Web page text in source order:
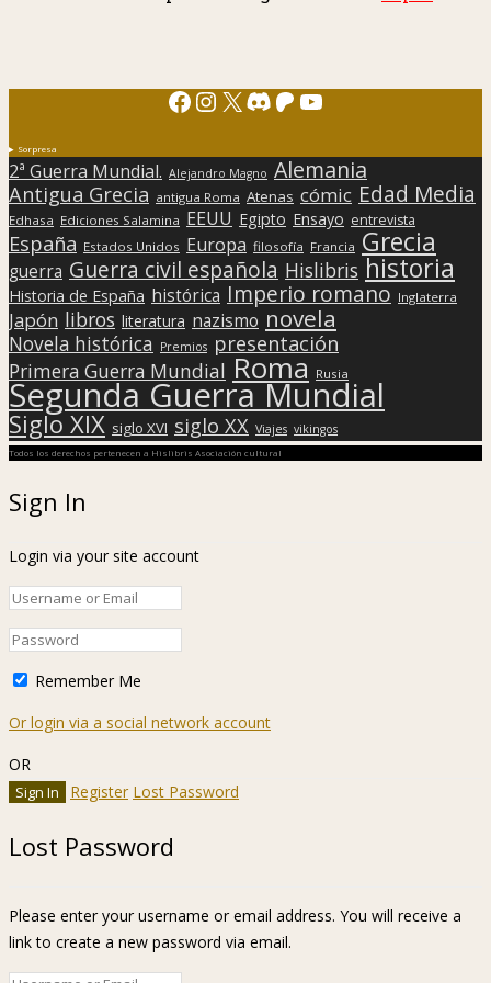
Facebook
Instagram
X Discord
Patreon
YouTube
Sorpresa
2ª Guerra Mundial. Alejandro Magno Alemania
Antigua Grecia antigua Roma Atenas cómic Edad Media
Edhasa Ediciones Salamina EEUU Egipto Ensayo entrevista
España Estados Unidos Europa filosofía Francia Grecia
guerra Guerra civil española Hislibris historia
Historia de España histórica Imperio romano Inglaterra
Japón libros literatura nazismo novela
Novela histórica Premios presentación
Primera Guerra Mundial Roma Rusia
Segunda Guerra Mundial
Siglo XIX siglo XVI siglo XX Viajes vikingos
Todos los derechos pertenecen a Hislibris Asociación cultural
Sign In
Login via your site account
Remember Me
Or login via a social network account
OR
Register Lost Password
Lost Password
Please enter your username or email address. You will receive a
link to create a new password via email.